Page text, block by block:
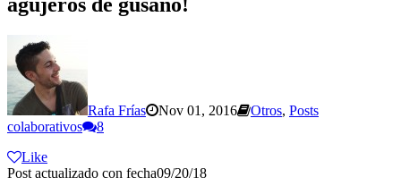
Rafa Frías Nov 01, 2016 Otros, Posts
colaborativos
8
Like
Post actualizado con fecha09/20/18